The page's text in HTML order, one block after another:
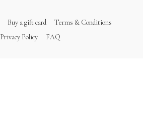
Buy a gift card
Terms & Conditions
Privacy Policy
FAQ